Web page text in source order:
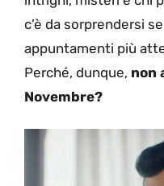
c’è da sorprendersi
appuntamenti più
Perché, dunque, non
Novembre?